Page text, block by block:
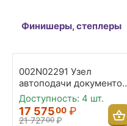
Финишеры, степлеры
002N02291 Узел
автоподачи документов
XEROX M20i
Доступность: 4 шт.
17 57500 ₽
21 72700 ₽